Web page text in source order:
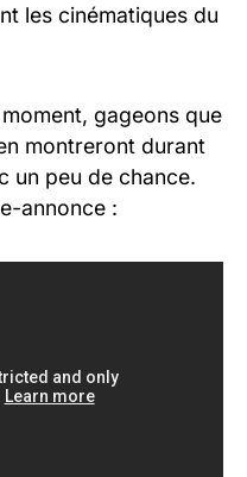
les cinématiques du
gageons que
montreront durant
un peu de chance.
annonce :